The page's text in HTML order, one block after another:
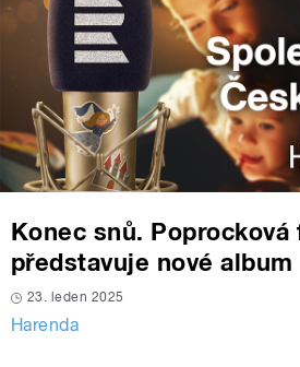
Konec snů.
představuje nové album
23. leden 2025
Harenda